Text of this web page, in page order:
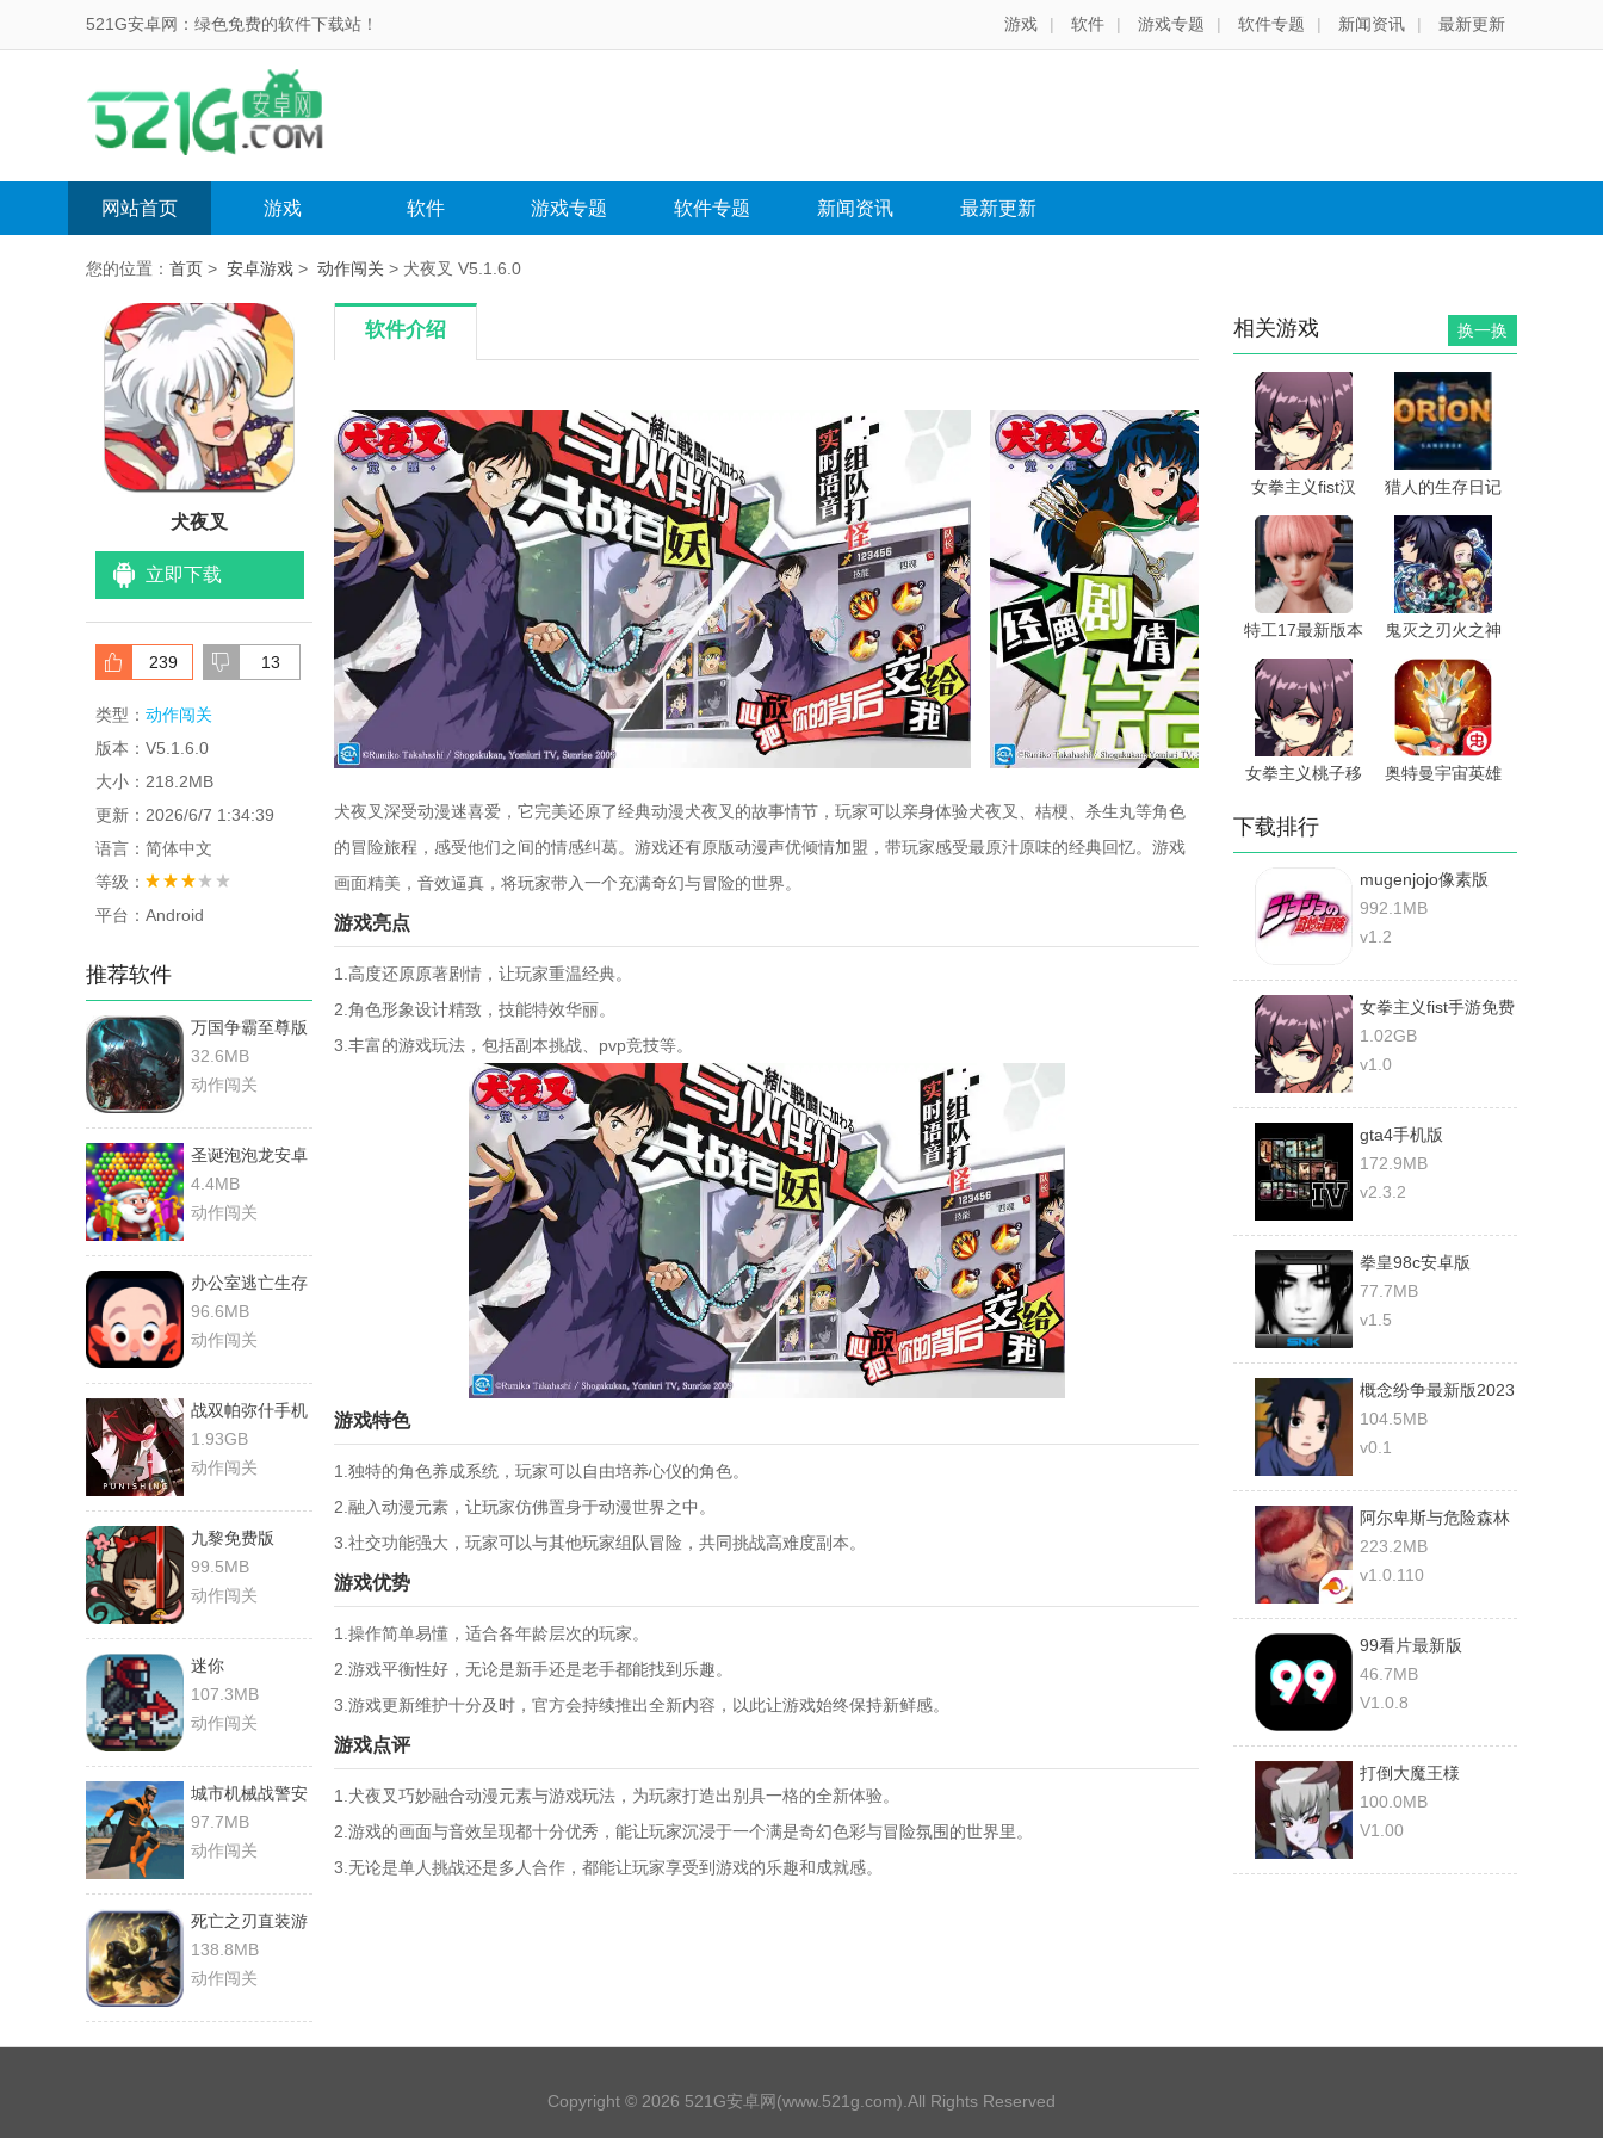
521G安卓网：绿色免费的软件下载站！ 游戏 | 软件 | 游戏专题 | 软件专题 | 新闻资讯 | 最新更新
网站首页 游戏 软件 游戏专题 软件专题 新闻资讯 最新更新
您的位置： 首页 > 安卓游戏 > 动作闯关 > 犬夜叉 V5.1.6.0
犬夜叉
立即下载
239 13
类型： 动作闯关
版本：V5.1.6.0
大小：218.2MB
更新：2026/6/7 1:34:39
语言：简体中文
等级：
平台：Android
推荐软件
万国争霸至尊版
32.6MB
动作闯关
圣诞泡泡龙安卓
直装版
4.4MB
动作闯关
办公室逃亡生存
20秒最新版
96.6MB
动作闯关
战双帕弥什手机
免费版
1.93GB
动作闯关
九黎免费版
99.5MB
动作闯关
迷你
dayz2（MiniDayZ2）
官方正版
107.3MB
动作闯关
城市机械战警安
卓官方版
97.7MB
动作闯关
死亡之刃直装游
戏版
138.8MB
动作闯关
软件介绍
犬夜叉深受动漫迷喜爱，它完美还原了经典动漫犬夜叉的故事情节，玩家可以亲身体验犬夜叉、桔梗、杀生丸等角色
的冒险旅程，感受他们之间的情感纠葛。游戏还有原版动漫声优倾情加盟，带玩家感受最原汁原味的经典回忆。游戏
画面精美，音效逼真，将玩家带入一个充满奇幻与冒险的世界。
游戏亮点
1.高度还原原著剧情，让玩家重温经典。
2.角色形象设计精致，技能特效华丽。
3.丰富的游戏玩法，包括副本挑战、pvp竞技等。
游戏特色
1.独特的角色养成系统，玩家可以自由培养心仪的角色。
2.融入动漫元素，让玩家仿佛置身于动漫世界之中。
3.社交功能强大，玩家可以与其他玩家组队冒险，共同挑战高难度副本。
游戏优势
1.操作简单易懂，适合各年龄层次的玩家。
2.游戏平衡性好，无论是新手还是老手都能找到乐趣。
3.游戏更新维护十分及时，官方会持续推出全新内容，以此让游戏始终保持新鲜感。
游戏点评
1.犬夜叉巧妙融合动漫元素与游戏玩法，为玩家打造出别具一格的全新体验。
2.游戏的画面与音效呈现都十分优秀，能让玩家沉浸于一个满是奇幻色彩与冒险氛围的世界里。
3.无论是单人挑战还是多人合作，都能让玩家享受到游戏的乐趣和成就感。
换一换
相关游戏
女拳主义fist汉
化版
猎人的生存日记
手机版中文版
特工17最新版本
鬼灭之刃火之神
血风谭2手机版
女拳主义桃子移
奥特曼宇宙英雄
下载排行
mugenjojo像素版
992.1MB
v1.2
女拳主义fist手游免费
1.02GB
v1.0
gta4手机版
172.9MB
v2.3.2
拳皇98c安卓版
77.7MB
v1.5
概念纷争最新版2023
104.5MB
v0.1
阿尔卑斯与危险森林
汉化版
223.2MB
v1.0.110
99看片最新版
46.7MB
V1.0.8
打倒大魔王様
100.0MB
V1.00
Copyright © 2026 521G安卓网(www.521g.com) .All Rights Reserved